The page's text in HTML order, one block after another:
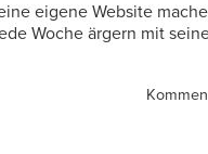
eigene Website
Woche ärgern mit